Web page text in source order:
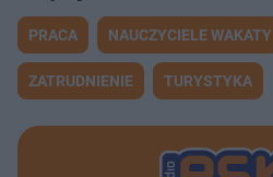
PRACA NAUCZYCIELE WAKATY
ZATRUDNIENIE TURYSTYKA